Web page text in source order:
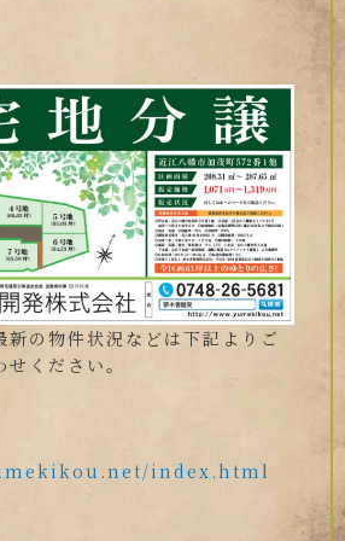
新の物件状況などは下記よりご
ください。
index.html